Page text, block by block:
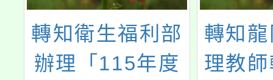
轉知衛生福利部
辦理「115年度
轉知
理教